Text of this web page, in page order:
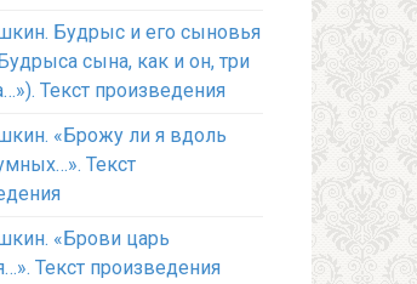
Будрыс и его сыновья
сына, как и он, три
Текст произведения
«Брожу ли я вдоль
Текст
«Брови царь
Текст произведения